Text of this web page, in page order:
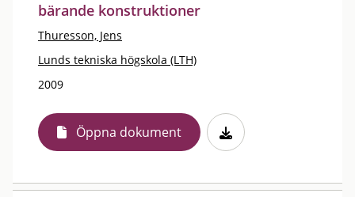
bärande konstruktioner
Thuresson, Jens
Lunds tekniska högskola (LTH)
2009
Öppna dokument